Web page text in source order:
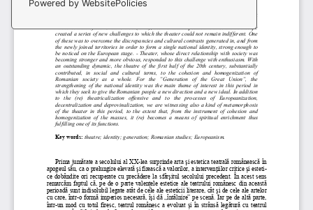
Powered by WebsitePolicies